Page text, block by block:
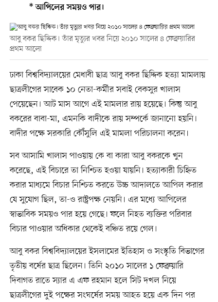
* আপিলের সময়ও পার।
আবু বকর ছিদ্দিক। তাঁর মৃত্যুর খবর নিয়ে ২০১০ সালের ৪ ফেব্রুয়ারির
প্রথম আলো
ঢাকা বিশ্ববিদ্যালয়ের মেধাবী ছাত্র আবু বকর ছিদ্দিক হত্যা মামলায়
ছাত্রলীগের সাবেক ১০ নেতা-কর্মীর সবাই বেকসুর খালাস
পেয়েছেন। আট মাস আগে এই মামলার রায় হয়েছে। কিন্তু আবু
বকরের বাবা-মা, এমনকি বাদীকে রায় সম্পর্কে জানানো হয়নি।
বাদীর পক্ষে সরকারি কৌঁসুলি এই মামলা পরিচালনা করেন।
সব আসামি খালাস পাওয়ায় কে বা কারা আবু বকরকে খুন
করেছে, এই বিচারে তা নিশ্চিত হওয়া যায়নি। হত্যাকারী চিহ্নিত
করার মাধ্যমে বিচার নিশ্চিত করতে উচ্চ আদালতে আপিল করার
যে সুযোগ ছিল, তা-ও রাষ্ট্রপক্ষ নেয়নি। এর মধ্যে আপিলের
স্বাভাবিক সময়ও পার হয়ে গেছে। ফলে নিহত ব্যক্তির পরিবার
বিচার পাওয়ার অধিকার থেকেই বঞ্চিত রয়ে গেল।
আবু বকর বিশ্ববিদ্যালয়ের ইসলামের ইতিহাস ও সংস্কৃতি বিভাগের
তৃতীয় বর্ষের ছাত্র ছিলেন। তিনি ২০১০ সালের ১ ফেব্রুয়ারি
দিবাগত রাতে স্যার এ এফ রহমান হলে সিট দখল নিয়ে
ছাত্রলীগের দুই পক্ষের সংঘর্ষের সময় আহত হয়ে এক দিন পর